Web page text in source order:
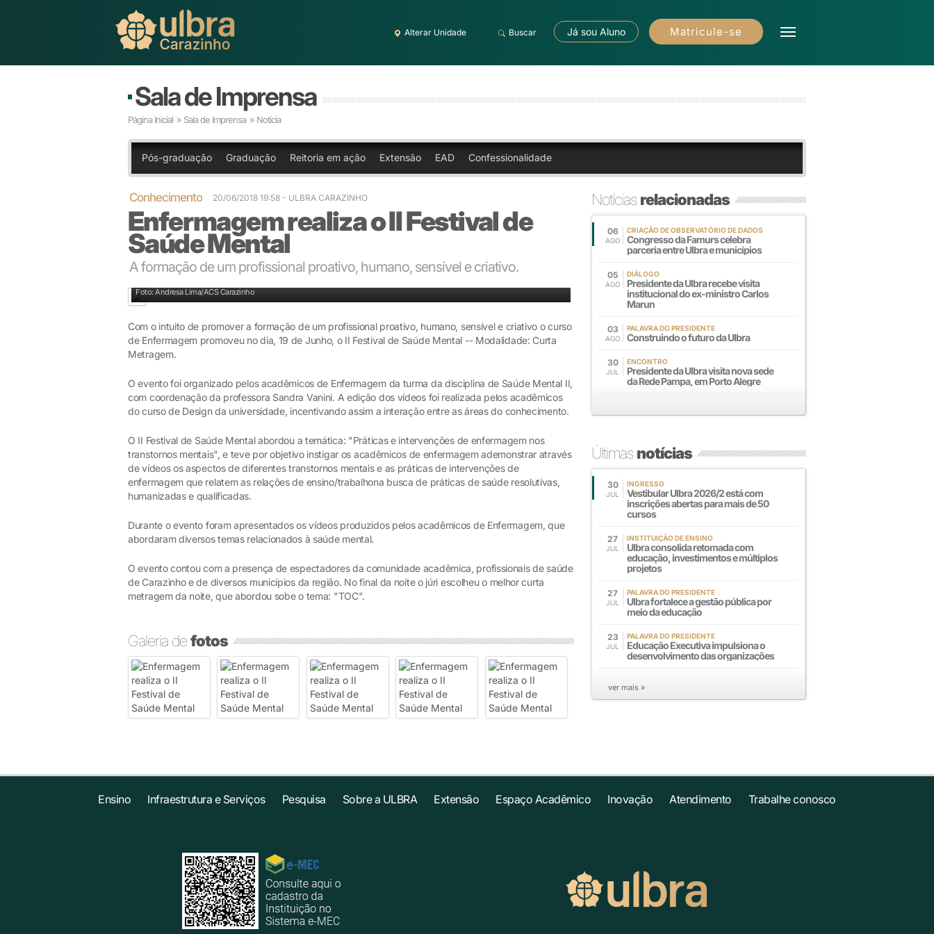
Alterar Unidade Buscar Já sou Aluno Matricule-se
Sala de Imprensa
Página Inicial » Sala de Imprensa » Notícia
Pós-graduação Graduação Reitoria em ação Extensão EAD Confessionalidade
Conhecimento 20/06/2018 19:58 - ULBRA CARAZINHO
Enfermagem realiza o II Festival de
Saúde Mental
A formação de um profissional proativo, humano, sensível e criativo.
Foto: Andresa Lima/ACS Carazinho
Com o intuito de promover a formação de um profissional proativo, humano, sensível e criativo o curso
de Enfermagem promoveu no dia, 19 de Junho, o II Festival de Saúde Mental -- Modalidade: Curta
Metragem.
O evento foi organizado pelos acadêmicos de Enfermagem da turma da disciplina de Saúde Mental II,
com coordenação da professora Sandra Vanini. A edição dos vídeos foi realizada pelos acadêmicos
do curso de Design da universidade, incentivando assim a interação entre as áreas do conhecimento.
O II Festival de Saúde Mental abordou a temática: "Práticas e intervenções de enfermagem nos
transtornos mentais", e teve por objetivo instigar os acadêmicos de enfermagem ademonstrar através
de vídeos os aspectos de diferentes transtornos mentais e as práticas de intervenções de
enfermagem que relatem as relações de ensino/trabalhona busca de práticas de saúde resolutivas,
humanizadas e qualificadas.
Durante o evento foram apresentados os vídeos produzidos pelos acadêmicos de Enfermagem, que
abordaram diversos temas relacionados à saúde mental.
O evento contou com a presença de espectadores da comunidade acadêmica, profissionais de saúde
de Carazinho e de diversos municípios da região. No final da noite o júri escolheu o melhor curta
metragem da noite, que abordou sobe o tema: "TOC".
Galeria defotos
Notíciasrelacionadas
06
AGO
CRIAÇÃO DE OBSERVATÓRIO DE DADOS
Congresso da Famurs celebra
parceria entre Ulbra e municípios
05
AGO
DIÁLOGO
Presidente da Ulbra recebe visita
institucional do ex-ministro Carlos
Marun
03
AGO
PALAVRA DO PRESIDENTE
Construindo o futuro da Ulbra
30
JUL
ENCONTRO
Presidente da Ulbra visita nova sede
da Rede Pampa, em Porto Alegre
Últimasnotícias
30
JUL
INGRESSO
Vestibular Ulbra 2026/2 está com
inscrições abertas para mais de 50
cursos
27
JUL
INSTITUIÇÃO DE ENSINO
Ulbra consolida retomada com
educação, investimentos e múltiplos
projetos
27
JUL
PALAVRA DO PRESIDENTE
Ulbra fortalece a gestão pública por
meio da educação
23
JUL
PALAVRA DO PRESIDENTE
Educação Executiva impulsiona o
desenvolvimento das organizações
ver mais »
Ensino Infraestrutura e Serviços Pesquisa Sobre a ULBRA Extensão Espaço Acadêmico Inovação Atendimento Trabalhe conosco